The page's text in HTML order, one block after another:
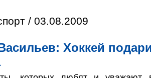
/ 03.08.2009
Хоккей